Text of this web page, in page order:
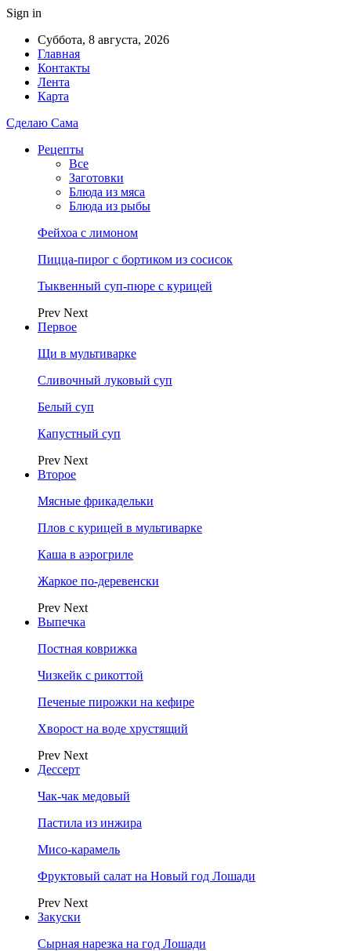
Sign in
Суббота, 8 августа, 2026
Главная
Контакты
Лента
Карта
Сделаю Сама
Рецепты
Все
Заготовки
Блюда из мяса
Блюда из рыбы
Фейхоа с лимоном
Пицца-пирог с бортиком из сосисок
Тыквенный суп-пюре с курицей
Prev Next
Первое
Щи в мультиварке
Сливочный луковый суп
Белый суп
Капустный суп
Prev Next
Второе
Мясные фрикадельки
Плов с курицей в мультиварке
Каша в аэрогриле
Жаркое по-деревенски
Prev Next
Выпечка
Постная коврижка
Чизкейк с рикоттой
Печеные пирожки на кефире
Хворост на воде хрустящий
Prev Next
Дессерт
Чак-чак медовый
Пастила из инжира
Мисо-карамель
Фруктовый салат на Новый год Лошади
Prev Next
Закуски
Сырная нарезка на год Лошади